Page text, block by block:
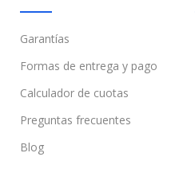
Garantías
Formas de entrega y pago
Calculador de cuotas
Preguntas frecuentes
Blog